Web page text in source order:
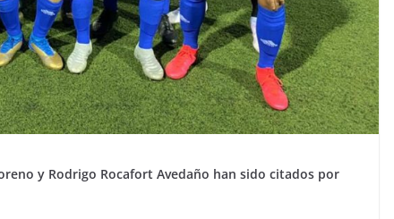
y Rodrigo Rocafort Avedaño han sido citados por